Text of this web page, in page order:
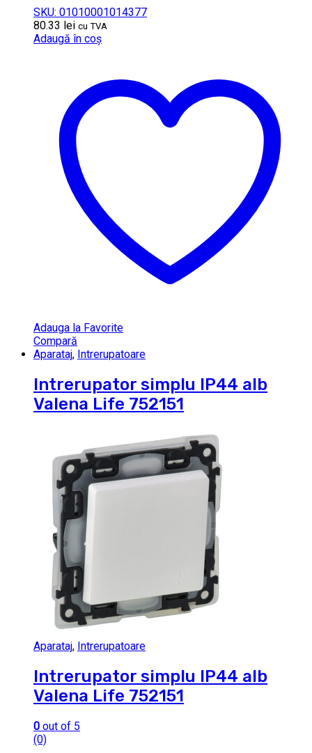
SKU: 01010001014377
80.33 lei cu TVA
Adaugă în coș
Adauga la Favorite
Compară
Aparataj, Intrerupatoare
Intrerupator simplu IP44 alb
Valena Life 752151
Aparataj, Intrerupatoare
Intrerupator simplu IP44 alb
Valena Life 752151
0 out of 5
(0)